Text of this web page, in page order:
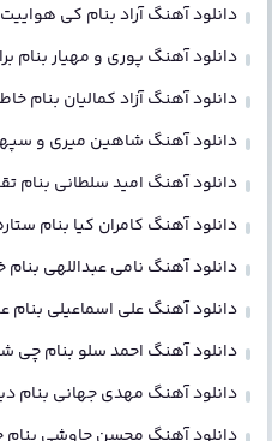
دانلود آهنگ آراد بنام کی
دانلود آهنگ پوری و مهیار بنام
دانلود آهنگ آزاد کمالیان بنام
دانلود آهنگ شاهین میری و
دانلود آهنگ امید سلطانی بنام
دانلود آهنگ کامران کیا بنام
دانلود آهنگ نامی عبداللهی
دانلود آهنگ علی اسماعیلی بنام
دانلود آهنگ احمد سلو بنام چی
دانلود آهنگ مهدی جهانی بنام
دانلود آهنگ محسن چاوشی بنام